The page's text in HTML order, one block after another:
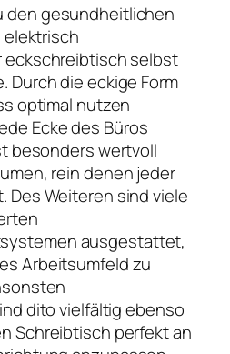
den gesundheitlichen
eckschreibtisch selbst
Durch die eckige Form
optimal nutzen
Ecke des Büros
besonders wertvoll
rein denen jeder
Des Weiteren sind viele
ausgestattet,
Arbeitsumfeld zu
dito vielfältig ebenso
Schreibtisch perfekt an